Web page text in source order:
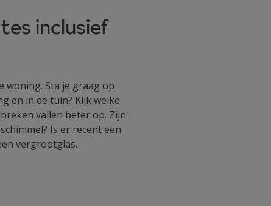
inclusief
woning. Sta je graag op
en in de tuin? Kijk welke
vallen beter op. Zijn
Is er recent een
vergrootglas.